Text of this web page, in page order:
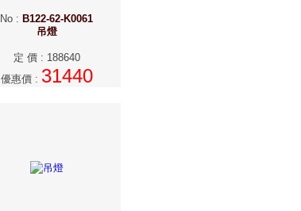
No : B122-62-K0061
吊燈
定 價: 188640
優惠價: 31440